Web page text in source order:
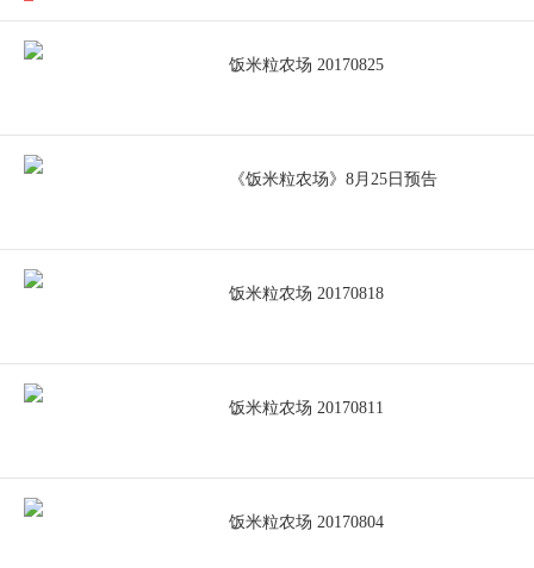
饭米粒农场 20170825
《饭米粒农场》8月25日预告
饭米粒农场 20170818
饭米粒农场 20170811
饭米粒农场 20170804